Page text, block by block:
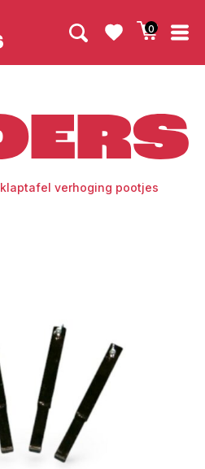
0
klaptafel verhoging pootjes